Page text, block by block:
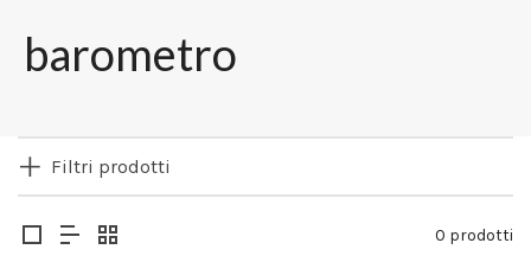
barometro
Filtri prodotti
0 prodotti